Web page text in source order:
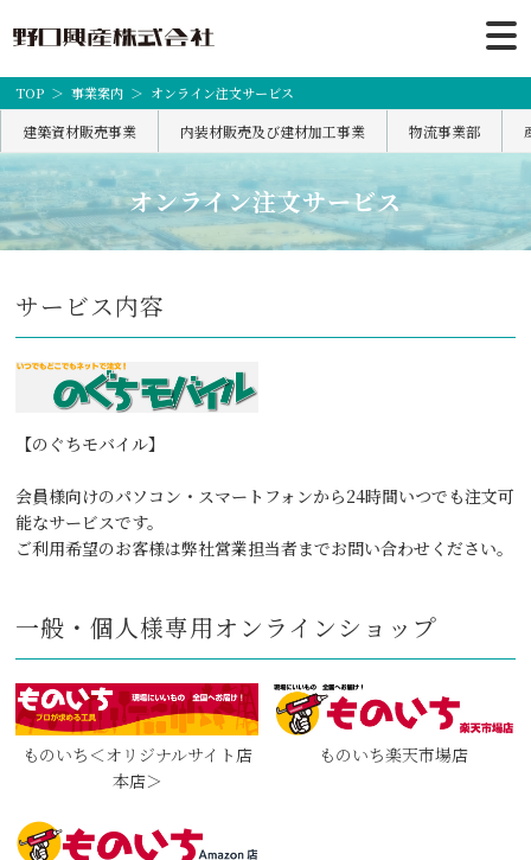
TOP 事業案内 オンライン注文サービス
建築資材販売事業 内装材販売及び建材加工事業 物流事業部
オンライン注文サービス
サービス内容
【のぐちモバイル】
会員様向けのパソコン・スマートフォンから24時間いつでも注文可
能なサービスです。
ご利用希望のお客様は弊社営業担当者までお問い合わせください。
一般・個人様専用オンラインショップ
ものいち＜オリジナルサイト店
本店＞
ものいち楽天市場店